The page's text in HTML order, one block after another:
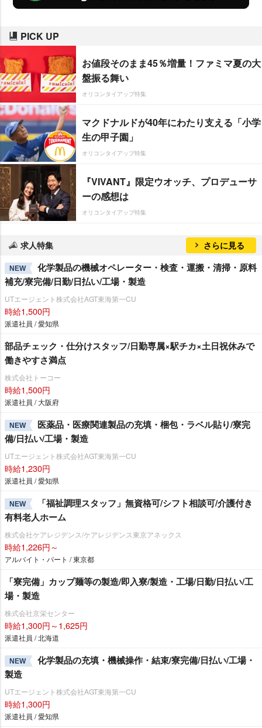
PICK UP
お値段そのまま45％増量！ファミマ夏の大
盤振る舞い
オリコンタイアップ特集
マクドナルドが40年にわたり支える「小学
生の甲子園」
オリコンタイアップ特集
『VIVANT』限定ウオッチ、プロデューサ
ーの感想は
オリコンタイアップ特集
求人特集 さらに見る
NEW
化学製品の機械オペレーター・検査・運搬・清掃・原料
補充/寮完備/日勤/日払い/工場・製造
UTエージェント株式会社AGT東海第一CU
時給1,500円
派遣社員 / 愛知県
部品チェック・仕分けスタッフ/日勤専属×駅チカ×土日祝休みで
働きやすさ満点
株式会社トーコー
時給1,500円
派遣社員 / 大阪府
NEW
医薬品・医療関連製品の充填・梱包・ラベル貼り/寮完
備/日払い/工場・製造
UTエージェント株式会社AGT東海第一CU
時給1,230円
派遣社員 / 愛知県
NEW
「福祉調理スタッフ」無資格可/シフト相談可/介護付き
有料老人ホーム
株式会社ケアレジデンス/ケアレジデンス東京アネックス
時給1,226円～
アルバイト・パート / 東京都
「寮完備」カップ麺等の製造/即入寮/製造・工場/日勤/日払い/工
場・製造
株式会社京栄センター
時給1,300円～1,625円
派遣社員 / 北海道
NEW
化学製品の充填・機械操作・結束/寮完備/日払い/工場・
製造
UTエージェント株式会社AGT東海第一CU
時給1,300円
派遣社員 / 愛知県